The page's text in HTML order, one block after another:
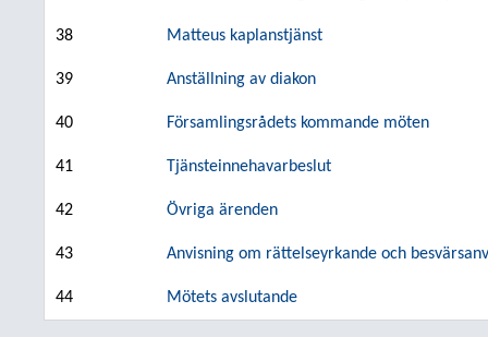
38 Matteus kaplanstjänst
39 Anställning av diakon
40 Församlingsrådets kommande möten
41 Tjänsteinnehavarbeslut
42 Övriga ärenden
43 Anvisning om rättelseyrkande och
44 Mötets avslutande